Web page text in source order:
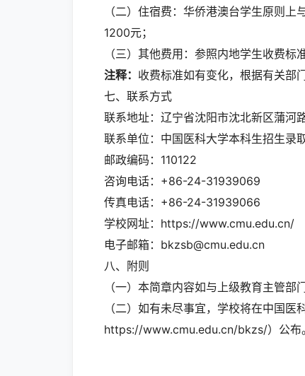
（二）住宿费：华侨港澳台学生原则
1200元；
（三）其他费用：参照内地学生收费标
注释： 收费标准如有变化，根据有关部
七、联系方式
联系地址：辽宁省沈阳市沈北新区蒲河
联系单位：中国医科大学本科生招生录
邮政编码：110122
咨询电话：+86-24-31939069
传真电话：+86-24-31939066
学校网址：https://www.cmu.edu.cn/
电子邮箱：bkzsb@cmu.edu.cn
八、附则
（一）本简章内容如与上级教育主管部
（二）如有未尽事宜，学校将在中国医
https://www.cmu.edu.cn/bkzs/） 公布。